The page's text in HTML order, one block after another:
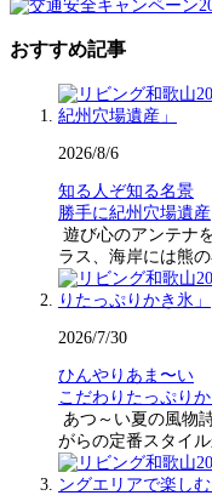
おすすめ記事
2026/8/6
知る人ぞ知る名景
勝手に紀州穴場遺産
遊び心のアンテナ
ラス、海岸には熊
2026/7/30
ひんやりあま〜い
こだわりたっぷり
あつ～い夏の風物
がらの定番スタイ